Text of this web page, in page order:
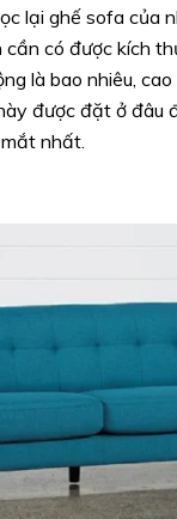
lại ghế sofa của
có được kích
là bao nhiêu,
được đặt ở đâu
nhất.